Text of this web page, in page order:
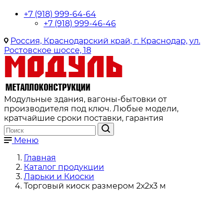
+7 (918) 999-64-64
+7 (918) 999-46-46
Россия, Краснодарский край, г. Краснодар, ул.
Ростовское шоссе, 18
Модульные здания, вагоны-бытовки от
производителя под ключ. Любые модели,
кратчайшие сроки поставки, гарантия
Меню
Главная
Каталог продукции
Ларьки и Киоски
Торговый киоск размером 2х2х3 м